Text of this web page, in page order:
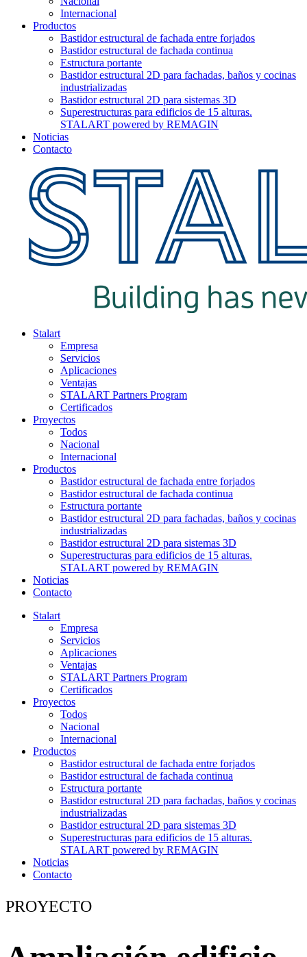
Internacional
Productos
Bastidor estructural de fachada entre forjados
Bastidor estructural de fachada continua
Estructura portante
Bastidor estructural 2D para fachadas, baños y cocinas
industrializadas
Bastidor estructural 2D para sistemas 3D
Superestructuras para edificios de 15 alturas.
STALART powered by REMAGIN
Noticias
Contacto
Stalart
Empresa
Servicios
Aplicaciones
Ventajas
STALART Partners Program
Certificados
Proyectos
Todos
Nacional
Internacional
Productos
Bastidor estructural de fachada entre forjados
Bastidor estructural de fachada continua
Estructura portante
Bastidor estructural 2D para fachadas, baños y cocinas
industrializadas
Bastidor estructural 2D para sistemas 3D
Superestructuras para edificios de 15 alturas.
STALART powered by REMAGIN
Noticias
Contacto
Stalart
Empresa
Servicios
Aplicaciones
Ventajas
STALART Partners Program
Certificados
Proyectos
Todos
Nacional
Internacional
Productos
Bastidor estructural de fachada entre forjados
Bastidor estructural de fachada continua
Estructura portante
Bastidor estructural 2D para fachadas, baños y cocinas
industrializadas
Bastidor estructural 2D para sistemas 3D
Superestructuras para edificios de 15 alturas.
STALART powered by REMAGIN
Noticias
Contacto
PROYECTO